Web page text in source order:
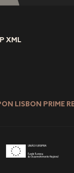
XML
LISBON PRIME